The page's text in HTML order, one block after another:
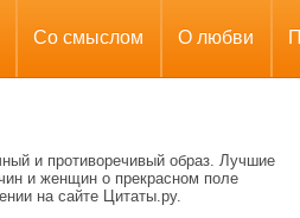
Со смыслом О любви
и противоречивый образ. Лучшие
и женщин о прекрасном поле
на сайте Цитаты.ру.